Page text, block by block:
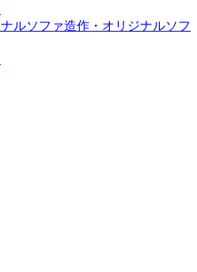
造作・オリジナルソフ